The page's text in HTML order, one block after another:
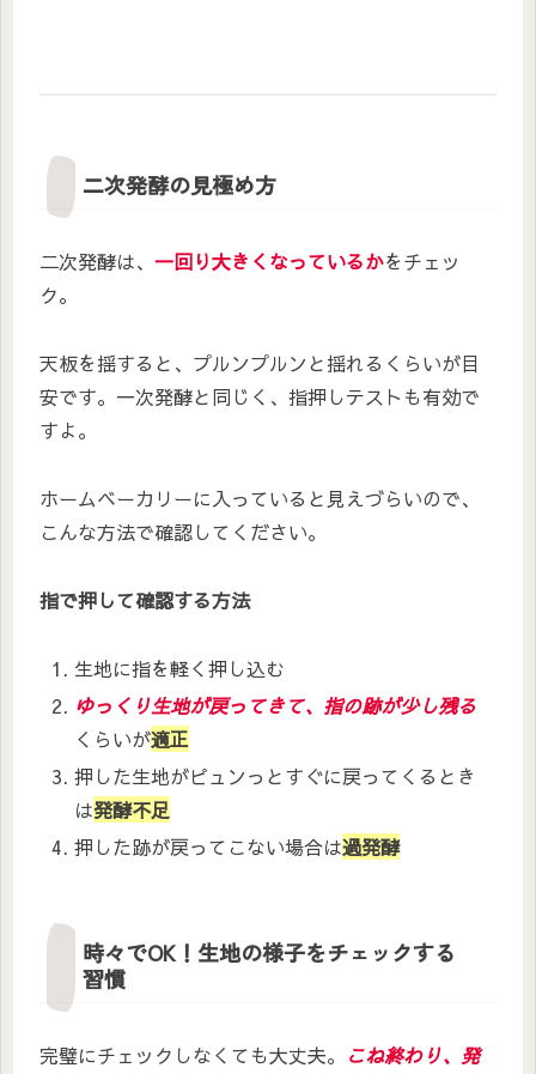
二次発酵の見極め方
二次発酵は、 一回り大きくなっているかをチェッ
ク。
天板を揺すると、プルンプルンと揺れるくらいが目
安です。一次発酵と同じく、指押しテストも有効で
すよ。
ホームベーカリーに入っていると見えづらいので、
こんな方法で確認してください。
指で押して確認する方法
生地に指を軽く押し込む
ゆっくり生地が戻ってきて、指の跡が少し残る
くらいが適正
押した生地がピュンっとすぐに戻ってくるとき
は発酵不足
押した跡が戻ってこない場合は過発酵
時々でOK！生地の様子をチェックする
習慣
完璧にチェックしなくても大丈夫。 こね終わり、発